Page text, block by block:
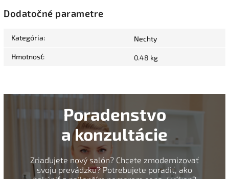
Dodatočné parametre
Kategória: Nechty
Hmotnosť: 0.48 kg
Poradenstvo
a konzultácie
Zriaďujete nový salón? Chcete zmodernizovať
svoju prevádzku? Potrebujete poradiť, ako